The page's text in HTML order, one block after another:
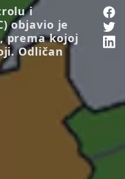
i
objavio je
prema kojoj
Odličan